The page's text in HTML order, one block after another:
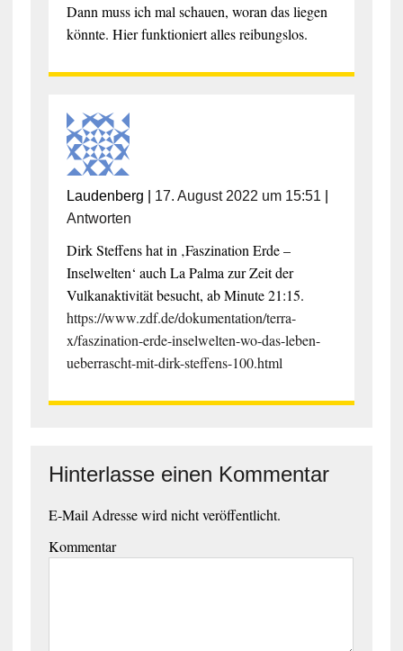
Dann muss ich mal schauen, woran das liegen
könnte. Hier funktioniert alles reibungslos.
Laudenberg 17. August 2022 um 15:51
Antworten
Dirk Steffens hat in ‚Faszination Erde –
Inselwelten‘ auch La Palma zur Zeit der
Vulkanaktivität besucht, ab Minute 21:15.
https://www.zdf.de/dokumentation/terra-
x/faszination-erde-inselwelten-wo-das-leben-
ueberrascht-mit-dirk-steffens-100.html
Hinterlasse einen Kommentar
E-Mail Adresse wird nicht veröffentlicht.
Kommentar